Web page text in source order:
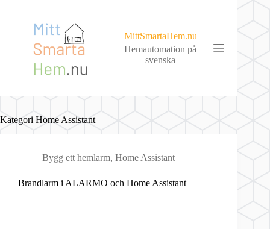
MittSmartaHem.nu
Hemautomation på
svenska
Kategori Home Assistant
Bygg ett hemlarm, Home Assistant
Brandlarm i ALARMO och Home Assistant